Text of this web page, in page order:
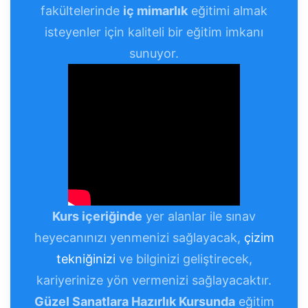
fakültelerinde iç mimarlık eğitimi almak
isteyenler için kaliteli bir eğitim imkanı
sunuyor.
Kurs içeriğinde yer alanlar ile sınav
heyecanınızı yenmenizi sağlayacak, çizim
tekniğinizi ve bilginizi geliştirecek,
kariyerinize yön vermenizi sağlayacaktır.
Güzel Sanatlara Hazırlık Kursundaeğitim